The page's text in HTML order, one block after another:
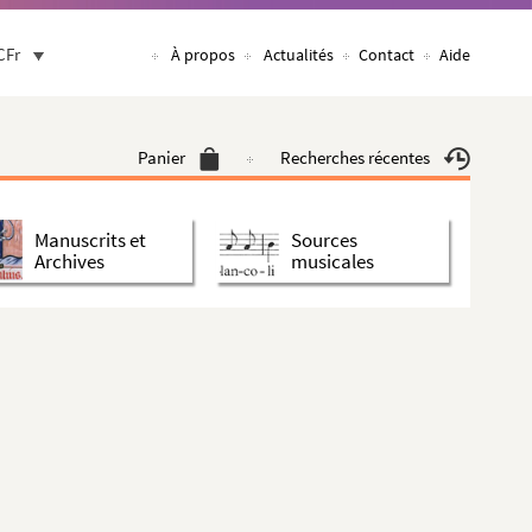
À propos Actualités Contact Aide
Panier Recherches récentes
Manuscrits et
Archives
Sources
musicales